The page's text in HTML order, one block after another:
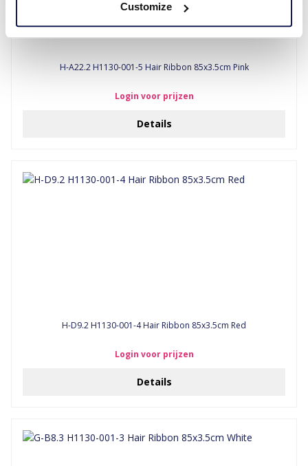
Customize
H-A22.2 H1130-001-5 Hair Ribbon 85x3.5cm Pink
Login voor prijzen
Details
H-D9.2 H1130-001-4 Hair Ribbon 85x3.5cm Red
Login voor prijzen
Details